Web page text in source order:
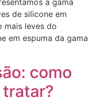
de silicone em
mais leves do
em espuma da gama
como